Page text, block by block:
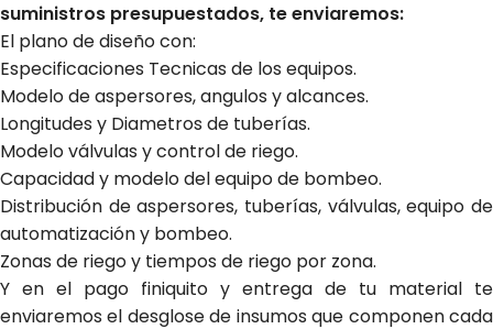
suministros presupuestados, te enviaremos:
El plano de diseño con:
Especificaciones Tecnicas de los equipos.
Modelo de aspersores, angulos y alcances.
Longitudes y Diametros de tuberías.
Modelo válvulas y control de riego.
Capacidad y modelo del equipo de bombeo.
Distribución de aspersores, tuberías, válvulas, equipo de
automatización y bombeo.
Zonas de riego y tiempos de riego por zona.
Y en el pago finiquito y entrega de tu material te
enviaremos el desglose de insumos que componen cada